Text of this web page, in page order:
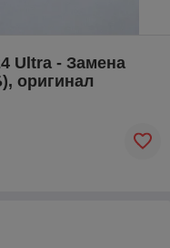
Ultra - Замена
оригинал